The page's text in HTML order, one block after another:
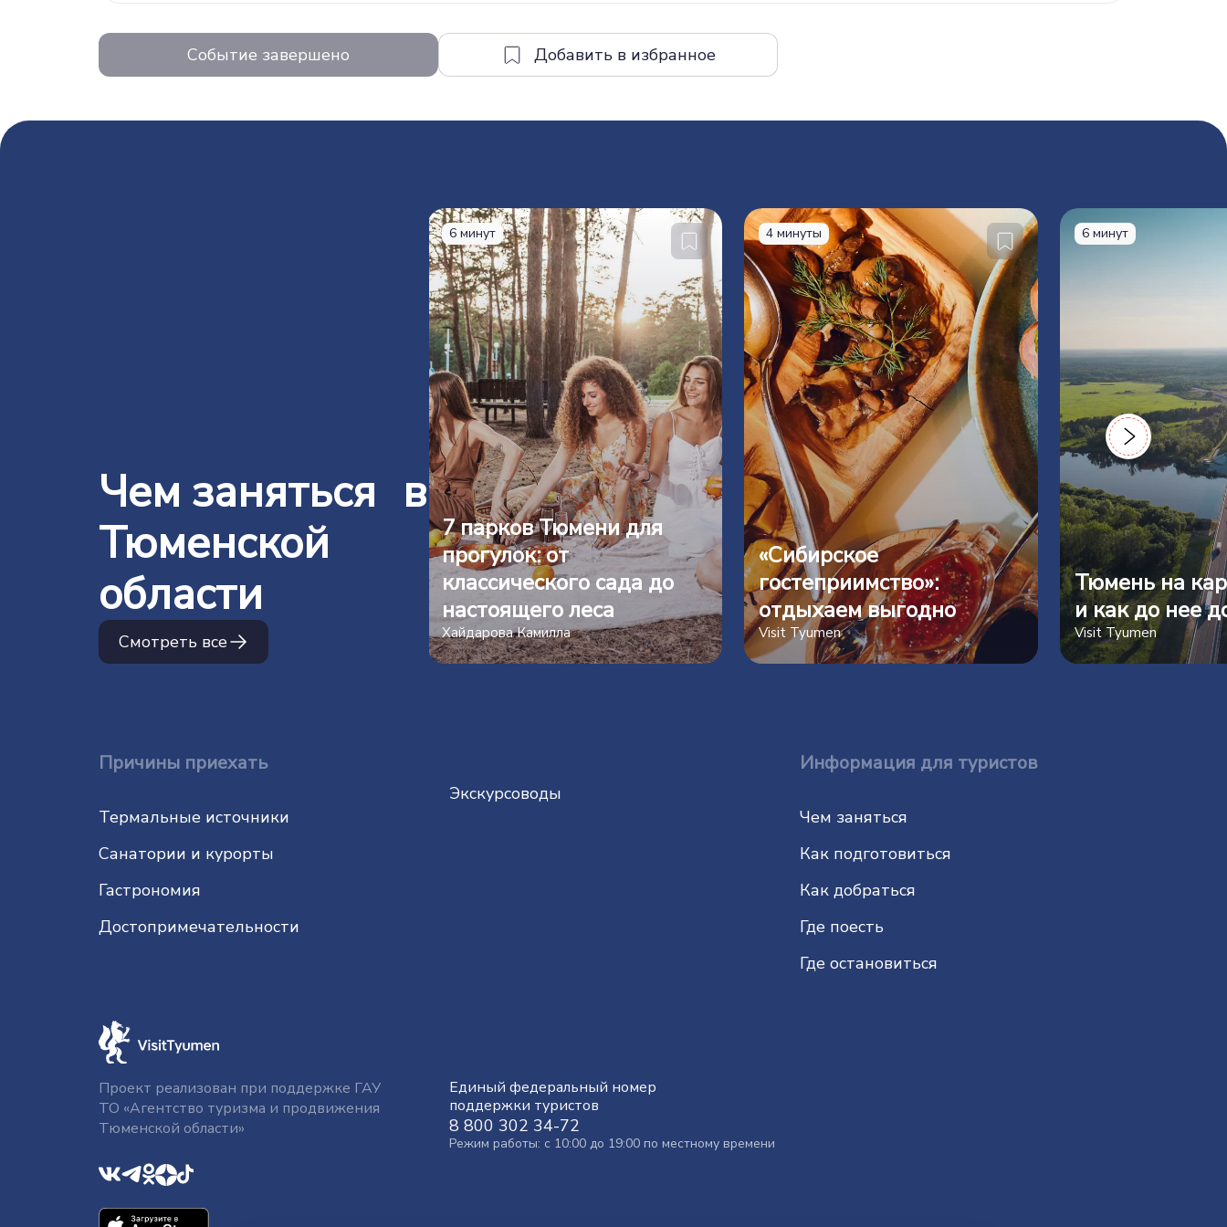
Событие завершено
Чем заняться в
Тюменской
области
Смотреть все
6 минут
7 парков Тюмени для
прогулок: от
классического сада до
настоящего леса
Хайдарова Камилла
4 минуты
«Сибирское
гостеприимство»:
отдыхаем выгодно
Visit Tyumen
6 минут
Тюмень на
и как до нее
Visit Tyumen
Причины приехать
Термальные источники
Санатории и курорты
Гастрономия
До­сто­при­ме­ча­тель­нос­ти
Экскурсоводы
Информация для туристов
Чем заняться
Как подготовиться
Как добраться
Где поесть
Где остановиться
Проект реализован при поддержке ГАУ
ТО «Агентство туризма и продвижения
Тюменской области»
Единый федеральный номер
поддержки туристов
8 800 302 34-72
Режим работы: с 10:00 до 19:00 по местному времени